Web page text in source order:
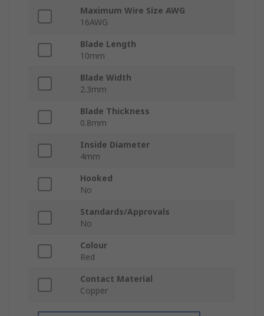
Maximum Wire Size AWG
16AWG
Blade Length
10mm
Blade Width
2.3mm
Blade Thickness
0.8mm
Inside Diameter
4mm
Hooked
No
Standards/Approvals
No
Colour
Red
Contact Material
Copper